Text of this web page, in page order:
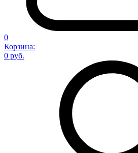
0
Корзина:
0 руб.